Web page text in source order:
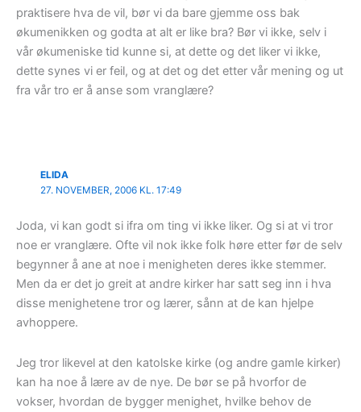
praktisere hva de vil, bør vi da bare gjemme oss bak
økumenikken og godta at alt er like bra? Bør vi ikke, selv i
vår økumeniske tid kunne si, at dette og det liker vi ikke,
dette synes vi er feil, og at det og det etter vår mening og ut
fra vår tro er å anse som vranglære?
ELIDA
27. NOVEMBER, 2006 KL. 17:49
Joda, vi kan godt si ifra om ting vi ikke liker. Og si at vi tror
noe er vranglære. Ofte vil nok ikke folk høre etter før de selv
begynner å ane at noe i menigheten deres ikke stemmer.
Men da er det jo greit at andre kirker har satt seg inn i hva
disse menighetene tror og lærer, sånn at de kan hjelpe
avhoppere.
Jeg tror likevel at den katolske kirke (og andre gamle kirker)
kan ha noe å lære av de nye. De bør se på hvorfor de
vokser, hvordan de bygger menighet, hvilke behov de